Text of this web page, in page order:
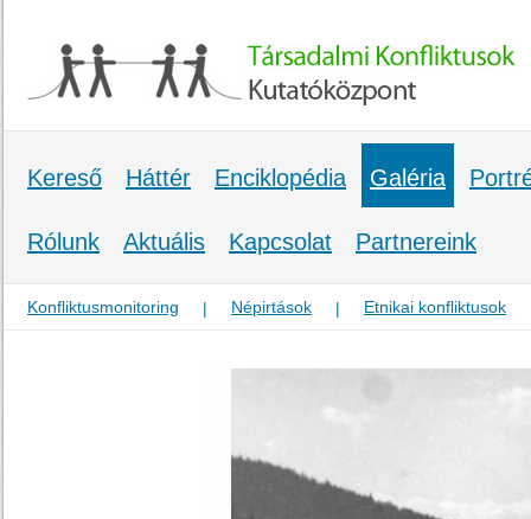
Kereső Háttér Enciklopédia Galéria
Rólunk Aktuális Kapcsolat Partnereink
Konfliktusmonitoring | Népirtások | Etnikai konfliktusok